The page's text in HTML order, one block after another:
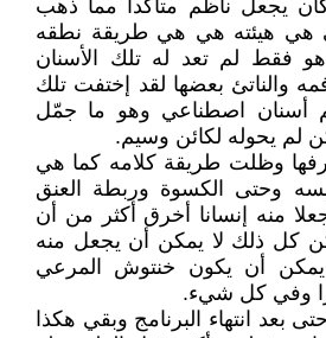
يجعل ناظم متأكدا مما ذهب
هي هيئته هي هي طريقة نطقه
فقط لم تعد له تلك الأسنان
والناتئ بعضها لقد إختفت تلك
أسنان اصطناعي وهو ما جمّل
لم يحوله لكائن وسيم.
وظلت طريقة كلامه كما هي
وحتى الكسوة وربطة العنق
منه إنسانا أخرق أكثر من أن
كل ذلك لا يمكن أن يجعل منه
يمكن أن يكون خنتوش المرعي
وفي كل شيء.
بعد انتهاء البرنامج وبقي هكذا